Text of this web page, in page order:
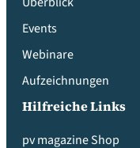
Events
Webinare
Aufzeichnungen
Hilfreiche Links
pv magazine Shop